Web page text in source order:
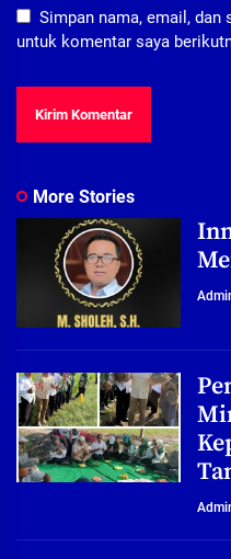
Simpan nama, email, dan
untuk komentar saya
More Stories